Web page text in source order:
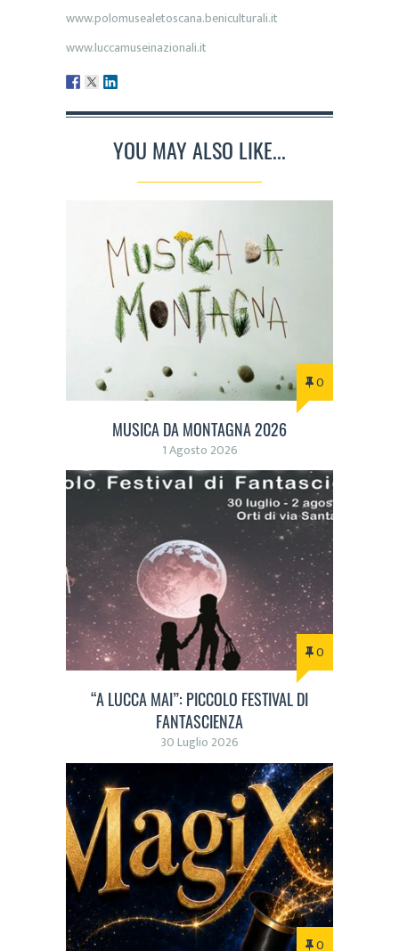
www.polomusealetoscana.beniculturali.it
www.luccamuseinazionali.it
YOU MAY ALSO LIKE...
0
MUSICA DA MONTAGNA 2026
1 Agosto 2026
0
“A LUCCA MAI”: PICCOLO FESTIVAL DI
FANTASCIENZA
30 Luglio 2026
0